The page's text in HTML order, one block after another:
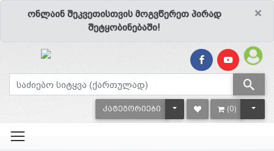
×
ონლაინ შეკვეთისთვის მოგვწერეთ პირად
შეტყობინებაში!
ᲙᲐᲢᲔᲒᲝᲠᲘᲔᲑᲘ TOGGLE DROPDOWN
(0)